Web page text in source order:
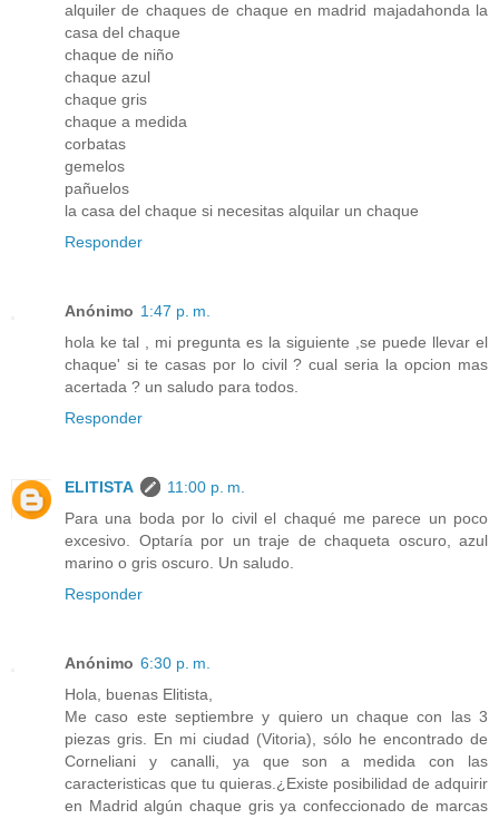
alquiler de chaques de chaque en madrid majadahonda la
casa del chaque
chaque de niño
chaque azul
chaque gris
chaque a medida
corbatas
gemelos
pañuelos
la casa del chaque si necesitas alquilar un chaque
Responder
Anónimo 1:47 p. m.
hola ke tal , mi pregunta es la siguiente ,se puede llevar el
chaque' si te casas por lo civil ? cual seria la opcion mas
acertada ? un saludo para todos.
Responder
ELITISTA
11:00 p. m.
Para una boda por lo civil el chaqué me parece un poco
excesivo. Optaría por un traje de chaqueta oscuro, azul
marino o gris oscuro. Un saludo.
Responder
Anónimo 6:30 p. m.
Hola, buenas Elitista,
Me caso este septiembre y quiero un chaque con las 3
piezas gris. En mi ciudad (Vitoria), sólo he encontrado de
Corneliani y canalli, ya que son a medida con las
caracteristicas que tu quieras.¿Existe posibilidad de adquirir
en Madrid algún chaque gris ya confeccionado de marcas